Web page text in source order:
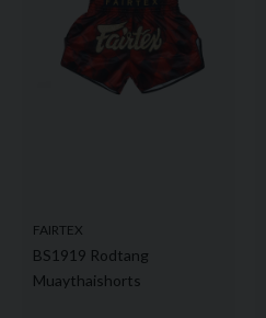
FAIRTEX
BS1919 Rodtang
Muaythaishorts